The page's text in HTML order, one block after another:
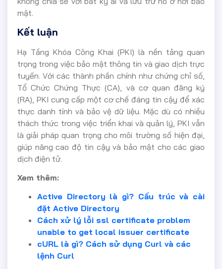
mật.
Kết luận
Hạ Tầng Khóa Công Khai (PKI) là nền tảng quan
trọng trong việc bảo mật thông tin và giao dịch trực
tuyến. Với các thành phần chính như chứng chỉ số,
Tổ Chức Chứng Thực (CA), và cơ quan đăng ký
(RA), PKI cung cấp một cơ chế đáng tin cậy để xác
thực danh tính và bảo vệ dữ liệu. Mặc dù có nhiều
thách thức trong việc triển khai và quản lý, PKI vẫn
là giải pháp quan trọng cho môi trường số hiện đại,
giúp nâng cao độ tin cậy và bảo mật cho các giao
dịch điện tử.
Xem thêm:
Active Directory là gì? Cấu trúc và cài
đặt Active Directory
Cách xử lý lỗi ssl certificate problem
unable to get local issuer certificate
cURL là gì? Cách sử dụng Curl và các
lệnh Curl